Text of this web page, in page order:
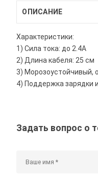
ОПИСАНИЕ
Характеристики:
1) Сила тока: до 2.4A
2) Длина кабеля: 25 см
3) Морозоустойчивый,
4) Поддержка зарядки
Задать вопрос о